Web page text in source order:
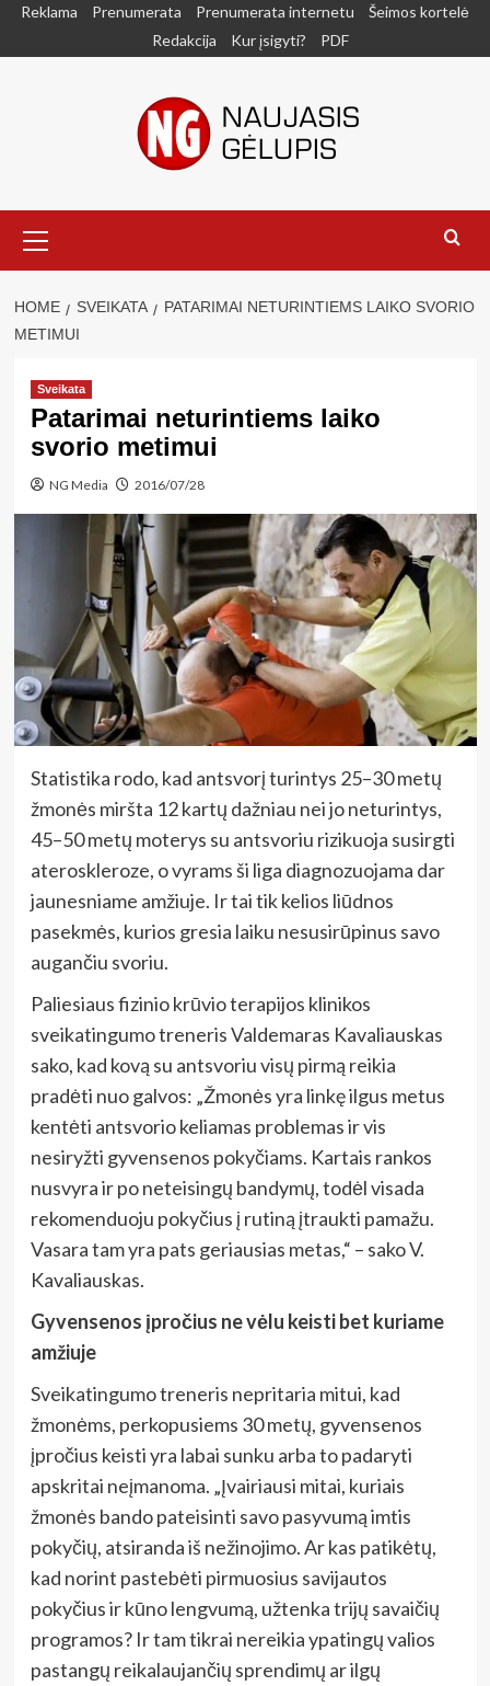
SkipReklama Prenumerata Prenumerata internetu
Šeimos kortelė
Redakcija
Kur įsigyti? PDF
Menu
HOME SVEIKATA
PATARIMAI NETURINTIEMS LAIKO SVORIO
METIMUI
Sveikata
Patarimai neturintiems laiko
svorio metimui
NG Media 2016/07/28
Statistika rodo, kad antsvorį turintys 25–30 metų
žmonės miršta 12 kartų dažniau nei jo neturintys,
45–50 metų moterys su antsvoriu rizikuoja susirgti
ateroskleroze, o vyrams ši liga diagnozuojama dar
jaunesniame amžiuje. Ir tai tik kelios liūdnos
pasekmės, kurios gresia laiku nesusirūpinus savo
augančiu svoriu.
Paliesiaus fizinio krūvio terapijos klinikos
sveikatingumo treneris Valdemaras Kavaliauskas
sako, kad kovą su antsvoriu visų pirmą reikia
pradėti nuo galvos: „Žmonės yra linkę ilgus metus
kentėti antsvorio keliamas problemas ir vis
nesiryžti gyvensenos pokyčiams. Kartais rankos
nusvyra ir po neteisingų bandymų, todėl visada
rekomenduoju pokyčius į rutiną įtraukti pamažu.
Vasara tam yra pats geriausias metas,“ – sako V.
Kavaliauskas.
Gyvensenos įpročius ne vėlu keisti bet kuriame
amžiuje
Sveikatingumo treneris nepritaria mitui, kad
žmonėms, perkopusiems 30 metų, gyvensenos
įpročius keisti yra labai sunku arba to padaryti
apskritai neįmanoma. „Įvairiausi mitai, kuriais
žmonės bando pateisinti savo pasyvumą imtis
pokyčių, atsiranda iš nežinojimo. Ar kas patikėtų,
kad norint pastebėti pirmuosius savijautos
pokyčius ir kūno lengvumą, užtenka trijų savaičių
programos? Ir tam tikrai nereikia ypatingų valios
pastangų reikalaujančių sprendimų ar ilgų